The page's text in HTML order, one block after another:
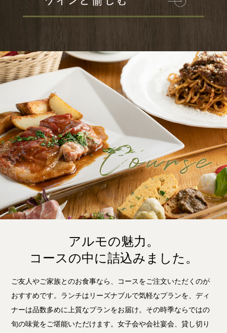
アルモの魅力。
コースの中に詰込みました。
ご友人やご家族とのお食事なら、コースをご注文いただくのが
おすすめです。ランチはリーズナブルで気軽なプランを、ディ
ナーは品数多めに上質なプランをお届け。その時季ならではの
旬の味覚をご堪能いただけます。女子会や会社宴会、貸し切り